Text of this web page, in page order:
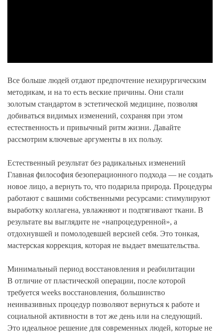
Все больше людей отдают предпочтение нехирургическим
методикам, и на то есть веские причины. Они стали
золотым стандартом в эстетической медицине, позволяя
добиваться видимых изменений, сохраняя при этом
естественность и привычный ритм жизни. Давайте
рассмотрим ключевые аргументы в их пользу.
Естественный результат без радикальных изменений
Главная философия безоперационного подхода — не создать
новое лицо, а вернуть то, что подарила природа. Процедуры
работают с вашими собственными ресурсами: стимулируют
выработку коллагена, увлажняют и подтягивают ткани. В
результате вы выглядите не «напроцедуренной», а
отдохнувшей и помолодевшей версией себя. Это тонкая,
мастерская коррекция, которая не выдает вмешательства.
Минимальный период восстановления и реабилитации
В отличие от пластической операции, после которой
требуется weeks восстановления, большинство
неинвазивных процедур позволяют вернуться к работе и
социальной активности в тот же день или на следующий.
Это идеальное решение для современных людей, которые не